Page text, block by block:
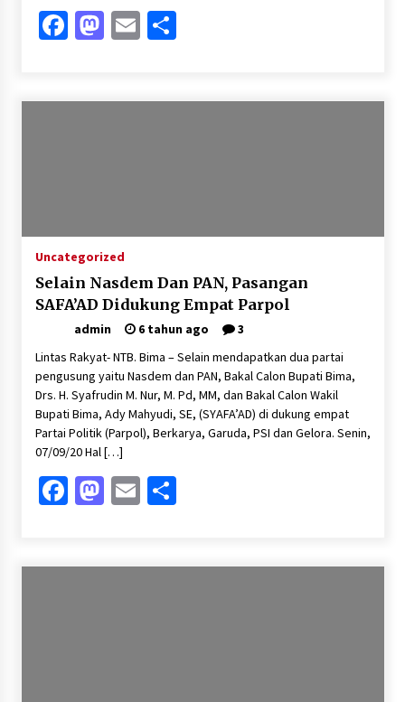
Facebook
Mastodon
EmailShare
Uncategorized
Selain Nasdem Dan PAN, Pasangan
SAFA’AD Didukung Empat Parpol
admin 6 tahun ago
3
Lintas Rakyat- NTB. Bima – Selain mendapatkan dua partai
pengusung yaitu Nasdem dan PAN, Bakal Calon Bupati Bima,
Drs. H. Syafrudin M. Nur, M. Pd, MM, dan Bakal Calon Wakil
Bupati Bima, Ady Mahyudi, SE, (SYAFA’AD) di dukung empat
Partai Politik (Parpol), Berkarya, Garuda, PSI dan Gelora. Senin,
07/09/20 Hal […]
Facebook
Mastodon
EmailShare